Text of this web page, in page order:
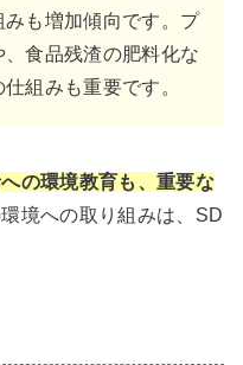
も増加傾向です。プ
食品残渣の肥料化な
組みも重要です。
の環境教育も、重要な
境への取り組みは、SD